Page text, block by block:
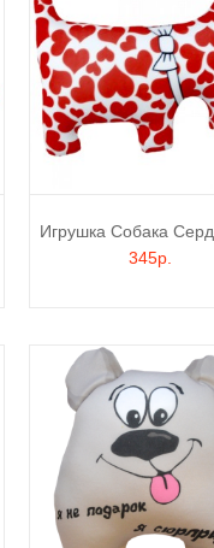
Игрушка Собака
345р.